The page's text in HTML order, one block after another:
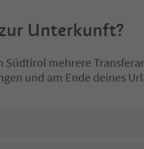
Unterkunft?
Südtirol mehrere
und am Ende deines